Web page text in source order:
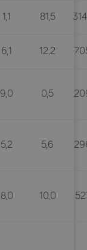
1,1 81,5
6,1 12,2
9,0 0,5
5,2 5,6
8,0 10,0